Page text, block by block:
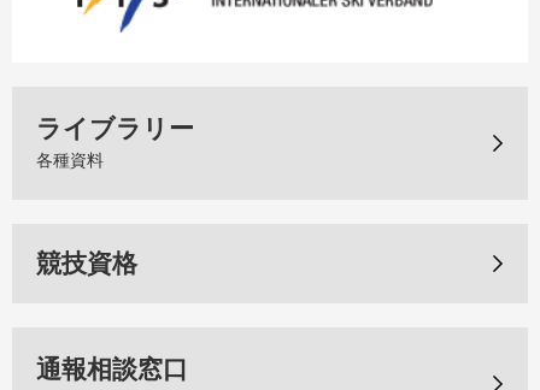
ライブラリー
各種資料
競技資格
通報相談窓口